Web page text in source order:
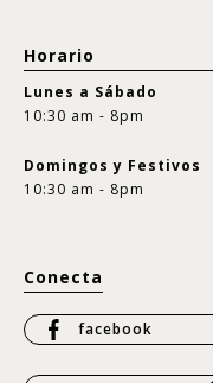
Horario
Lunes a Sábado
10:30 am - 8pm
Domingos y Festivos
10:30 am - 8pm
Conecta
facebook